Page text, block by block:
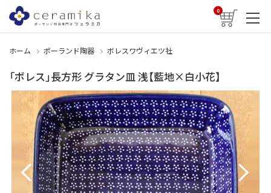
0
ホーム ポーランド陶器 ボレスワヴィエツ社
「ボレス」長方形 グラタン皿 浅【藍地×白小花】